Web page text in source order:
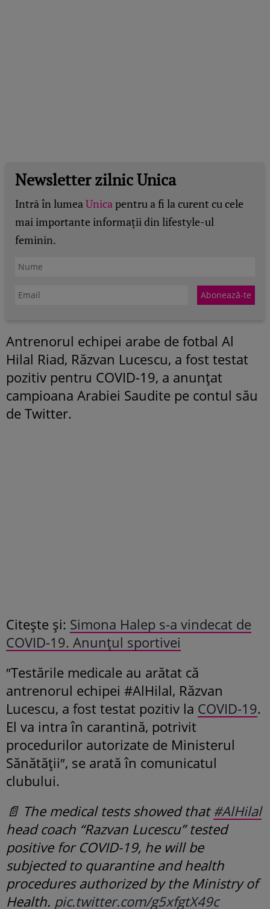
Newsletter zilnic Unica
Intră în lumeaUnicapentru a fi la curent cu cele
mai importante informații din lifestyle-ul
feminin.
Antrenorul echipei arabe de fotbal Al
Hilal Riad, Răzvan Lucescu, a fost testat
pozitiv pentru COVID-19, a anunţat
campioana Arabiei Saudite pe contul său
de Twitter.
Citește și: Simona Halep s-a vindecat de
COVID-19. Anunțul sportivei
″Testările medicale au arătat că
antrenorul echipei #AlHilal, Răzvan
Lucescu, a fost testat pozitiv la COVID-19.
El va intra în carantină, potrivit
procedurilor autorizate de Ministerul
Sănătăţii″, se arată în comunicatul
clubului.
📄 The medical tests showed that #AlHilal
head coach “Razvan Lucescu” tested
positive for COVID-19, he will be
subjected to quarantine and health
procedures authorized by the Ministry of
Health. pic.twitter.com/g5xfgtX49c